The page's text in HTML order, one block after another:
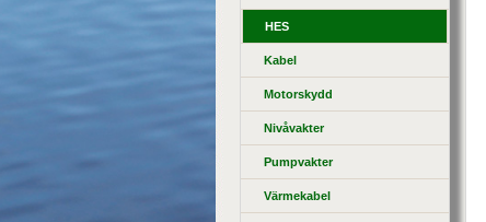
HES
Kabel
Motorskydd
Nivåvakter
Pumpvakter
Värmekabel